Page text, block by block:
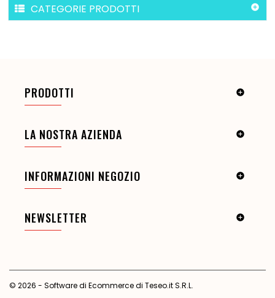
CATEGORIE PRODOTTI 
PRODOTTI 
LA NOSTRA AZIENDA 
INFORMAZIONI NEGOZIO 
NEWSLETTER 
© 2026 - Software di Ecommerce di Teseo.it S.R.L.